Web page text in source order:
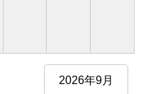
2026年9月